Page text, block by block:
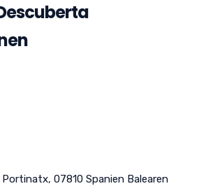
Portinatx, 07810 Spanien Balearen